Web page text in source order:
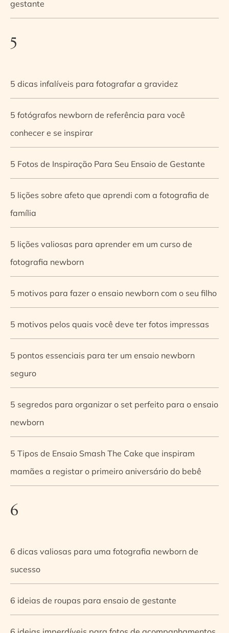
gestante
5
5 dicas infalíveis para fotografar a gravidez
5 fotógrafos newborn de referência para você
conhecer e se inspirar
5 Fotos de Inspiração Para Seu Ensaio de Gestante
5 lições sobre afeto que aprendi com a fotografia de
família
5 lições valiosas para aprender em um curso de
fotografia newborn
5 motivos para fazer o ensaio newborn com o seu filho
5 motivos pelos quais você deve ter fotos impressas
5 pontos essenciais para ter um ensaio newborn
seguro
5 segredos para organizar o set perfeito para o ensaio
newborn
5 Tipos de Ensaio Smash The Cake que inspiram
mamães a registar o primeiro aniversário do bebê
6
6 dicas valiosas para uma fotografia newborn de
sucesso
6 ideias de roupas para ensaio de gestante